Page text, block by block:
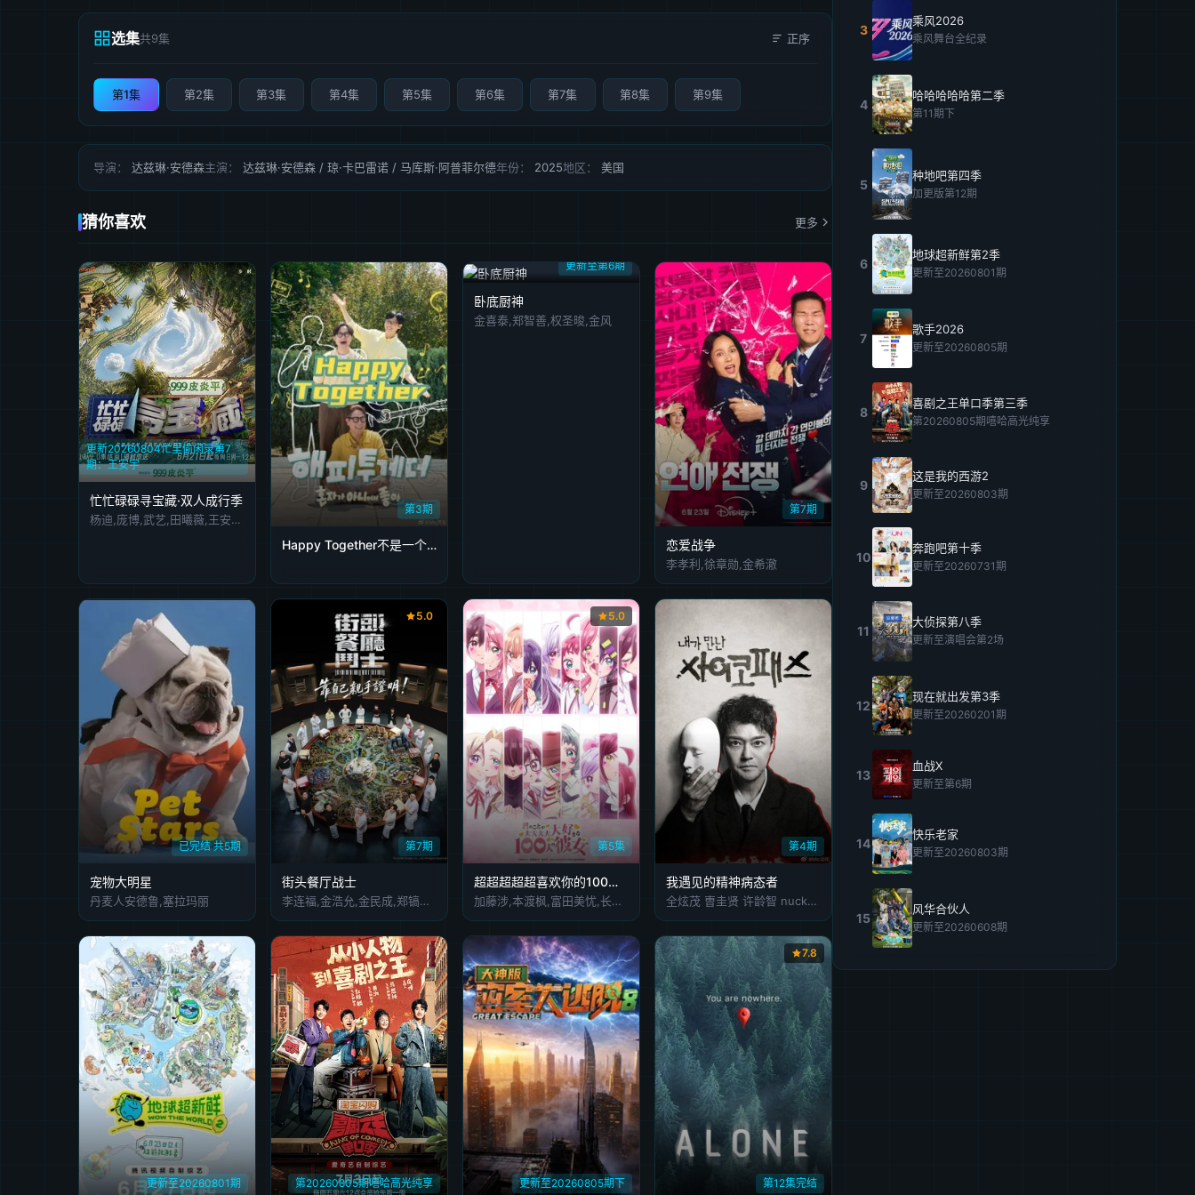
选集共9集 正序
第1集 第2集 第3集 第4集 第5集 第6集 第7集 第8集 第9集
导演： 达兹琳·安德森主演： 达兹琳·安德森 / 琼·卡巴雷诺 / 马库斯·阿普菲尔德年份： 2025地区： 美国
猜你喜欢 更多
更新20260804忙里偷闲录第7
期：王安宇
忙忙碌碌寻宝藏·双人成行季
杨迪,庞博,武艺,田曦薇,王安宇,黄子弘凡,李维嘉,黄明昊,胡一天,吴昕,孙阳,孙阳 Sunny Sun
第3期
Happy Together不是一个人真好
更新至第6期
卧底厨神
金喜泰,郑智善,权圣晙,金风
第7期
恋爱战争
李孝利,徐章勋,金希澈
已完结 共5期
宠物大明星
丹麦人安德鲁,塞拉玛丽
第7期
5.0
街头餐厅战士
李连福,金浩允,金民成,郑镐泳,宋勋,洪锡天
第5集
5.0
超超超超超喜欢你的100个女朋友第三季
加藤涉,本渡枫,富田美忧,长绳麻理亚,濑户麻沙美,朝井彩加,上坂堇,进藤天音,三森铃子,高桥李依,Lynn,高尾奏音,石原夏织,竹达彩奈,千叶繁,上田祐司
第4期
我遇见的精神病态者
全炫茂 曺圭贤 许龄智 nucksal
更新至20260801期 第20260805期嘻哈高光纯享 更新至20260805期下 第12集完结
7.8
3
乘风2026
乘风舞台全纪录
4
哈哈哈哈哈第二季
第11期下
5
种地吧第四季
加更版第12期
6
地球超新鲜第2季
更新至20260801期
7
歌手2026
更新至20260805期
8
喜剧之王单口季第三季
第20260805期嘻哈高光纯享
9
这是我的西游2
更新至20260803期
10
奔跑吧第十季
更新至20260731期
11
大侦探第八季
更新至演唱会第2场
12
现在就出发第3季
更新至20260201期
13
血战X
更新至第6期
14
快乐老家
更新至20260803期
15
风华合伙人
更新至20260608期